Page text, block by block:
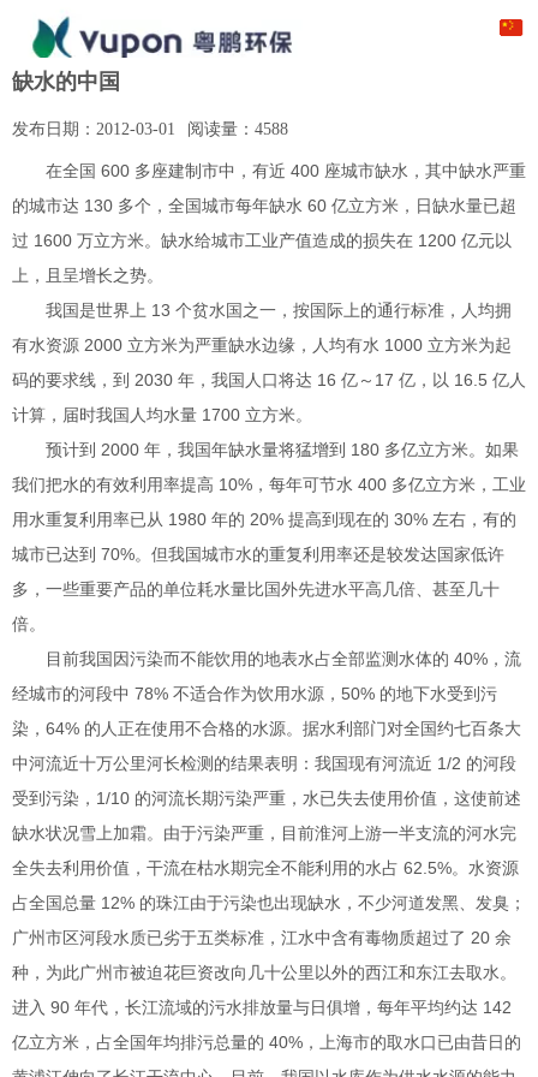
缺水的中国
发布日期： 2012-03-01 阅读量： 4588
在全国 600 多座建制市中，有近 400 座城市缺水，其中缺水严重
的城市达 130 多个，全国城市每年缺水 60 亿立方米，日缺水量已超
过 1600 万立方米。缺水给城市工业产值造成的损失在 1200 亿元以
上，且呈增长之势。
我国是世界上 13 个贫水国之一，按国际上的通行标准，人均拥
有水资源 2000 立方米为严重缺水边缘，人均有水 1000 立方米为起
码的要求线，到 2030 年，我国人口将达 16 亿～17 亿，以 16.5 亿人
计算，届时我国人均水量 1700 立方米。
预计到 2000 年，我国年缺水量将猛增到 180 多亿立方米。如果
我们把水的有效利用率提高 10%，每年可节水 400 多亿立方米，工业
用水重复利用率已从 1980 年的 20% 提高到现在的 30% 左右，有的
城市已达到 70%。但我国城市水的重复利用率还是较发达国家低许
多，一些重要产品的单位耗水量比国外先进水平高几倍、甚至几十
倍。
目前我国因污染而不能饮用的地表水占全部监测水体的 40%，流
经城市的河段中 78% 不适合作为饮用水源，50% 的地下水受到污
染，64% 的人正在使用不合格的水源。据水利部门对全国约七百条大
中河流近十万公里河长检测的结果表明：我国现有河流近 1/2 的河段
受到污染，1/10 的河流长期污染严重，水已失去使用价值，这使前述
缺水状况雪上加霜。由于污染严重，目前淮河上游一半支流的河水完
全失去利用价值，干流在枯水期完全不能利用的水占 62.5%。水资源
占全国总量 12% 的珠江由于污染也出现缺水，不少河道发黑、发臭；
广州市区河段水质已劣于五类标准，江水中含有毒物质超过了 20 余
种，为此广州市被迫花巨资改向几十公里以外的西江和东江去取水。
进入 90 年代，长江流域的污水排放量与日俱增，每年平均约达 142
亿立方米，占全国年均排污总量的 40%，上海市的取水口已由昔日的